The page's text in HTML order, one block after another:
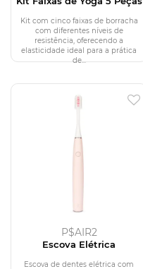
Kit com cinco faixas de borracha
com diferentes níveis de
resistência, oferecendo a
elasticidade ideal para a prática
de...
P$AIR2
Escova Elétrica
Escova de dentes elétrica com